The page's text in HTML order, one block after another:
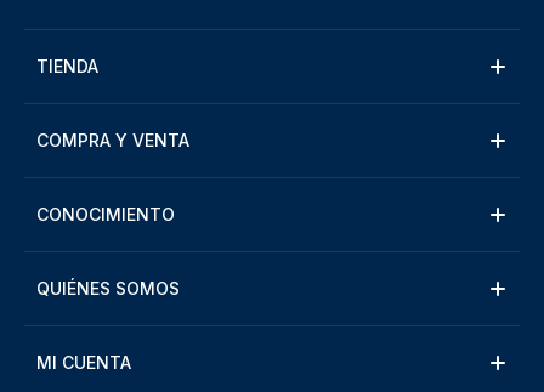
TIENDA
COMPRA Y VENTA
CONOCIMIENTO
QUIÉNES SOMOS
MI CUENTA